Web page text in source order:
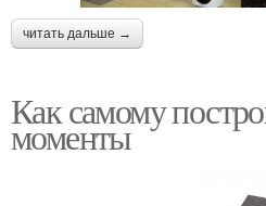
читать дальше →
Как самому
моменты